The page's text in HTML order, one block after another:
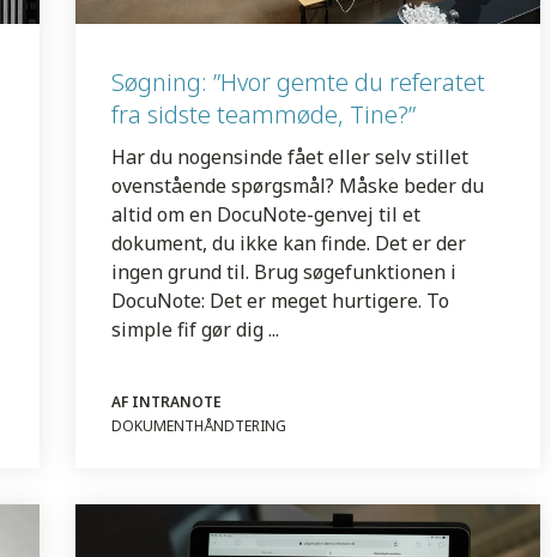
Søgning: ”Hvor gemte du referatet
fra sidste teammøde, Tine?”
Har du nogensinde fået eller selv stillet
ovenstående spørgsmål? Måske beder du
altid om en DocuNote-genvej til et
dokument, du ikke kan finde. Det er der
ingen grund til. Brug søgefunktionen i
DocuNote: Det er meget hurtigere. To
simple fif gør dig ...
AF INTRANOTE
DOKUMENTHÅNDTERING